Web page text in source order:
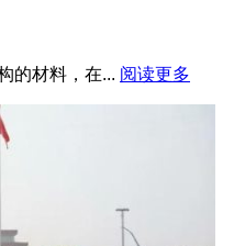
的材料，在... 阅读更多